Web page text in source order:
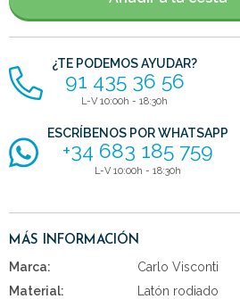
¿TE PODEMOS AYUDAR?
91 435 36 56
L-V 10:00h - 18:30h
ESCRÍBENOS POR WHATSAPP
+34 683 185 759
L-V 10:00h - 18:30h
MÁS INFORMACIÓN
Marca:
Carlo Visconti
Material:
Latón rodiado